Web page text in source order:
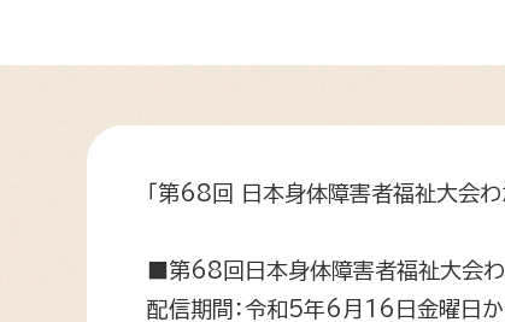
「第68回 日本身体障害者福祉大会
■第68 回日本身体障害者福祉大会
配信期間：令和 5年6 月 16 日金曜日